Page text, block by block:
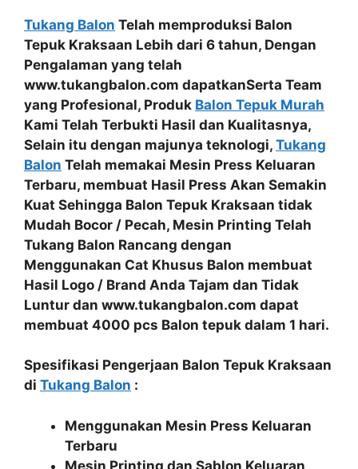
Tukang Balon Telah memproduksi Balon
Tepuk Kraksaan Lebih dari 6 tahun, Dengan
Pengalaman yang telah
www.tukangbalon.com dapatkanSerta Team
yang Profesional, Produk Balon Tepuk Murah
Kami Telah Terbukti Hasil dan Kualitasnya,
Selain itu dengan majunya teknologi, Tukang
Balon Telah memakai Mesin Press Keluaran
Terbaru, membuat Hasil Press Akan Semakin
Kuat Sehingga Balon Tepuk Kraksaan tidak
Mudah Bocor / Pecah, Mesin Printing Telah
Tukang Balon Rancang dengan
Menggunakan Cat Khusus Balon membuat
Hasil Logo / Brand Anda Tajam dan Tidak
Luntur dan www.tukangbalon.com dapat
membuat 4000 pcs Balon tepuk dalam 1 hari.
Spesifikasi Pengerjaan Balon Tepuk Kraksaan
di Tukang Balon :
Menggunakan Mesin Press Keluaran
Terbaru
Mesin Printing dan Sablon Keluaran